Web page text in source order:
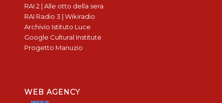
RAI 2 | Alle otto della sera
RAI Radio 3 | Wikiradio
Archivio Istituto Luce
Google Cultural Institute
Progetto Manuzio
WEB AGENCY